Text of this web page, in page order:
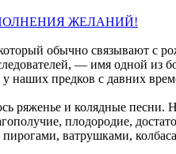
ЖЕЛАНИЙ!
обычно связывают с
— имя одной из
наших предков с давних
ряженье и колядные
плодородие,
пирогами, ватрушками,